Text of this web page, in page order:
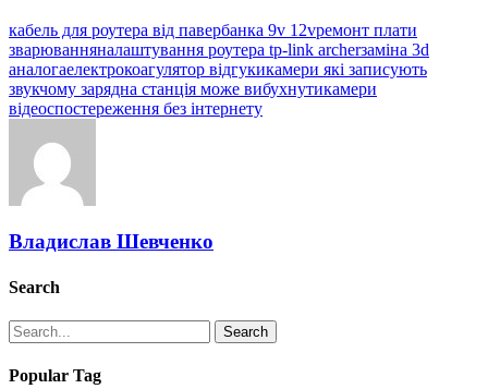
кабель для роутера від павербанка 9v 12vремонт плати
зварюванняналаштування роутера tp-link archerзаміна 3d
аналогаелектрокоагулятор відгукикамери які записують
звукчому зарядна станція може вибухнутикамери
відеоспостереження без інтернету
Владислав Шевченко
Search
Search
Popular Tag